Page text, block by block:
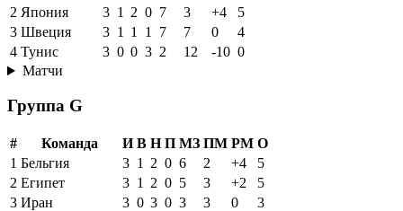
2 Япония 3 1 2 0 7 3 +4
5
3 Швеция 3 1 1 1 7 7 0
4
4 Тунис 3 0 0 3 2 12 -10 0
Матчи
Группа G
# Команда И В Н П МЗ ПМ РМ О
1 Бельгия 3 1 2 0 6 2 +4
5
2 Египет 3 1 2 0 5 3 +2
5
3 Иран 3 0 3 0 3 3 0
3